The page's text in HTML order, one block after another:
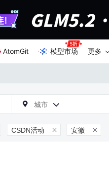
AtomGit 模型市场 更多
 城市 
CSDN活动  安徽 